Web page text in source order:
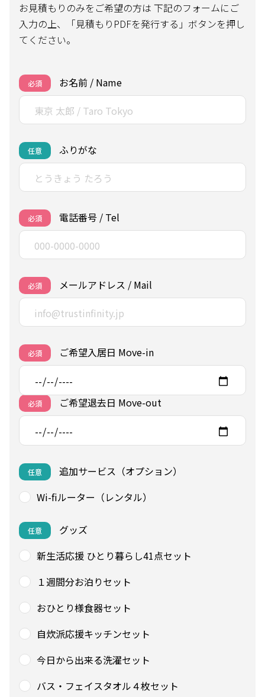
お見積もりのみをご希望の方は 下記のフォームにご
入力の上、「見積もりPDFを発行する」ボタンを押し
てください。
必須 お名前 / Name
任意 ふりがな
必須 電話番号 / Tel
必須 メールアドレス / Mail
必須 ご希望入居日 Move-in
必須 ご希望退去日 Move-out
任意
追加サービス（オプション）
Wi-fiルーター（レンタル）
任意
グッズ
新生活応援 ひとり暮らし41点セット
１週間分お泊りセット
おひとり様食器セット
自炊派応援キッチンセット
今日から出来る洗濯セット
バス・フェイスタオル４枚セット